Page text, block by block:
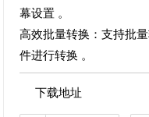
幕设置 。
高效批量转换：支持批
件进行转换 。
下载地址